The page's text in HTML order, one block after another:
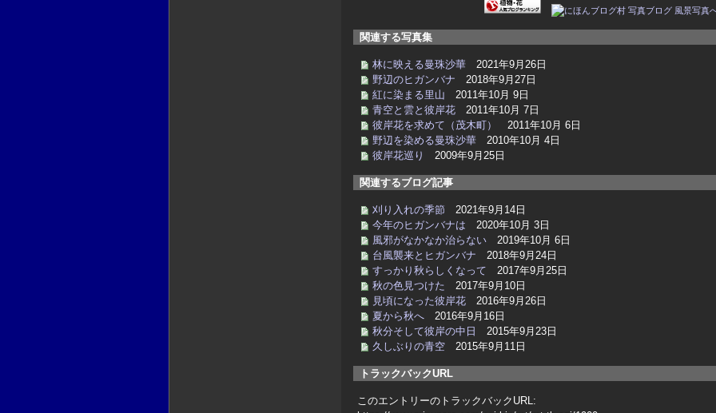
関連する写真集
林に映える曼珠沙華 2021年9月26日
野辺のヒガンバナ 2018年9月27日
紅に染まる里山 2011年10月 9日
青空と雲と彼岸花 2011年10月 7日
彼岸花を求めて（茂木町）
2011年10月 6日
野辺を染める曼珠沙華 2010年10月 4日
彼岸花巡り
2009年9月25日
関連するブログ記事
刈り入れの季節 2021年9月14日
今年のヒガンバナは 2020年10月 3日
風邪がなかなか治らない 2019年10月 6日
台風襲来とヒガンバナ 2018年9月24日
すっかり秋らしくなって 2017年9月25日
秋の色見つけた 2017年9月10日
見頃になった彼岸花 2016年9月26日
夏から秋へ 2016年9月16日
秋分そして彼岸の中日
2015年9月23日
久しぶりの青空 2015年9月11日
トラックバックURL
このエントリーのトラックバックURL: